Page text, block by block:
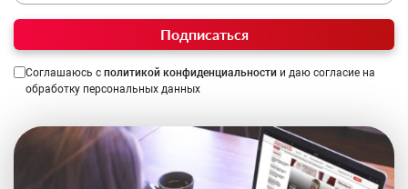
Подписаться
Соглашаюсь с политикой конфиденциальности и даю согласие на
обработку персональных данных